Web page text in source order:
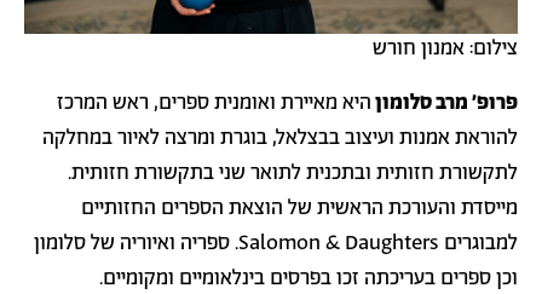
צילום: אמנון חורש
פרופ׳ מרב סלומוןהיא מאיירת ואומנית ספרים, ראש המרכז
להוראת אמנות ועיצוב בבצלאל, בוגרת ומרצה לאיור במחלקה
לתקשורת חזותית ובתכנית לתואר שני בתקשורת חזותית.
מייסדת והעורכת הראשית של הוצאת הספרים החזותיים
למבוגרים Salomon & Daughters. ספריה ואיוריה של סלומון
וכן ספרים בעריכתה זכו בפרסים בינלאומיים ומקומיים.